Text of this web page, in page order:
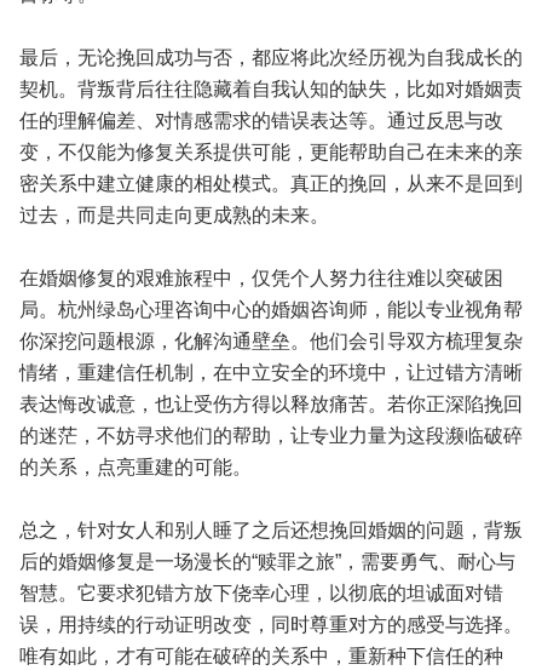
最后，无论挽回成功与否，都应将此次经历视为自我成长的
契机。背叛背后往往隐藏着自我认知的缺失，比如对婚姻责
任的理解偏差、对情感需求的错误表达等。通过反思与改
变，不仅能为修复关系提供可能，更能帮助自己在未来的亲
密关系中建立健康的相处模式。真正的挽回，从来不是回到
过去，而是共同走向更成熟的未来。
在婚姻修复的艰难旅程中，仅凭个人努力往往难以突破困
局。杭州绿岛心理咨询中心的婚姻咨询师，能以专业视角帮
你深挖问题根源，化解沟通壁垒。他们会引导双方梳理复杂
情绪，重建信任机制，在中立安全的环境中，让过错方清晰
表达悔改诚意，也让受伤方得以释放痛苦。若你正深陷挽回
的迷茫，不妨寻求他们的帮助，让专业力量为这段濒临破碎
的关系，点亮重建的可能。
总之，针对女人和别人睡了之后还想挽回婚姻的问题，背叛
后的婚姻修复是一场漫长的“赎罪之旅”，需要勇气、耐心与
智慧。它要求犯错方放下侥幸心理，以彻底的坦诚面对错
误，用持续的行动证明改变，同时尊重对方的感受与选择。
唯有如此，才有可能在破碎的关系中，重新种下信任的种